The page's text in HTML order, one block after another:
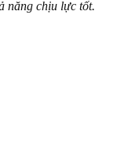
năng chịu lực tốt.